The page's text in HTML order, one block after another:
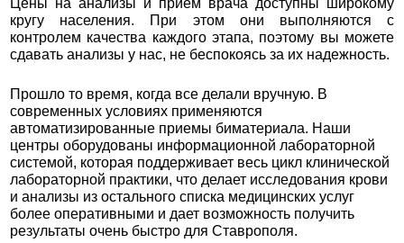
Цены на анализы и прием врача доступны широкому
кругу населения. При этом они выполняются с
контролем качества каждого этапа, поэтому вы можете
сдавать анализы у нас, не беспокоясь за их надежность.
Прошло то время, когда все делали вручную. В
современных условиях применяются
автоматизированные приемы биматериала. Наши
центры оборудованы информационной лабораторной
системой, которая поддерживает весь цикл клинической
лабораторной практики, что делает исследования крови
и анализы из остального списка медицинских услуг
более оперативными и дает возможность получить
результаты очень быстро для Ставрополя.